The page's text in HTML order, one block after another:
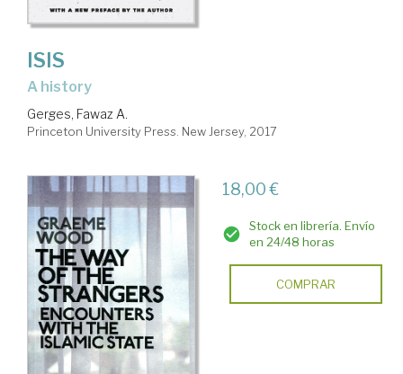
ISIS
a history
Gerges, Fawaz A.
Princeton University Press. New Jersey, 2017
18,00 €
Stock en librería. Envío
en 24/48 horas
COMPRAR